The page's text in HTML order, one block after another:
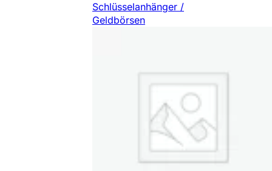
Schlüsselanhänger /
Geldbörsen